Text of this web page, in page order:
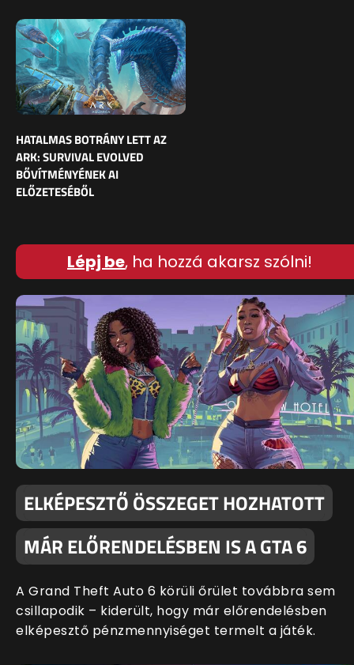
HATALMAS BOTRÁNY LETT AZ
ARK: SURVIVAL EVOLVED
BŐVÍTMÉNYÉNEK AI
ELŐZETESÉBŐL
Lépj be, ha hozzá akarsz szólni!
ELKÉPESZTŐ ÖSSZEGET HOZHATOTT
MÁR ELŐRENDELÉSBEN IS A GTA 6
A Grand Theft Auto 6 körüli őrület továbbra sem
csillapodik – kiderült, hogy már előrendelésben
elképesztő pénzmennyiséget termelt a játék.